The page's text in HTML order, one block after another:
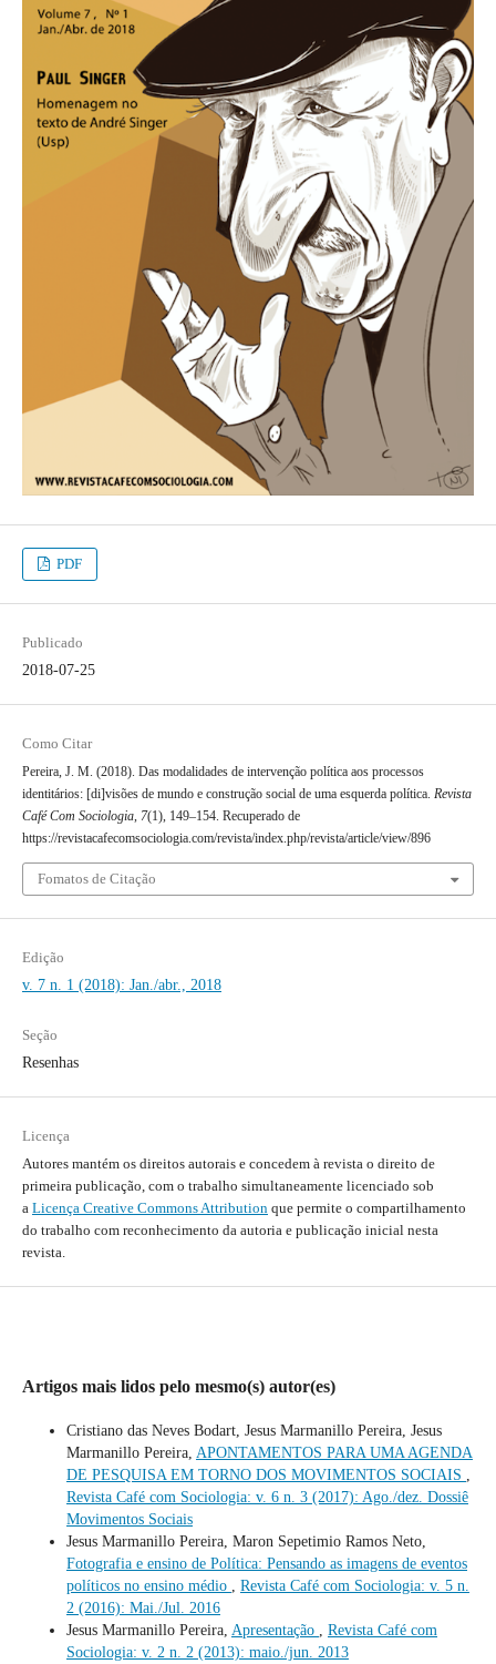
PDF
Publicado
2018-07-25
Como Citar
Pereira, J. M. (2018). Das modalidades de intervenção política aos processos
identitários: [di]visões de mundo e construção social de uma esquerda política. Revista
Café Com Sociologia, 7(1), 149–154. Recuperado de
https://revistacafecomsociologia.com/revista/index.php/revista/article/view/896
Fomatos de Citação
Edição
v. 7 n. 1 (2018): Jan./abr., 2018
Seção
Resenhas
Licença
Autores mantém os direitos autorais e concedem à revista o direito de
primeira publicação, com o trabalho simultaneamente licenciado sob
a Licença Creative Commons Attribution que permite o compartilhamento
do trabalho com reconhecimento da autoria e publicação inicial nesta
revista.
Artigos mais lidos pelo mesmo(s) autor(es)
Cristiano das Neves Bodart, Jesus Marmanillo Pereira, Jesus
Marmanillo Pereira, APONTAMENTOS PARA UMA AGENDA
DE PESQUISA EM TORNO DOS MOVIMENTOS SOCIAIS
Revista Café com Sociologia: v. 6 n. 3 (2017): Ago./dez. Dossiê
Movimentos Sociais
Jesus Marmanillo Pereira, Maron Sepetimio Ramos Neto,
Fotografia e ensino de Política: Pensando as imagens de eventos
políticos no ensino médio
Revista Café com Sociologia: v. 5 n.
2 (2016): Mai./Jul. 2016
Jesus Marmanillo Pereira, Apresentação
Revista Café com
Sociologia: v. 2 n. 2 (2013): maio./jun. 2013